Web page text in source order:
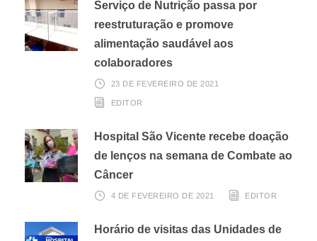
Serviço de Nutrição passa por
reestruturação e promove
alimentação saudável aos
colaboradores
23 DE FEVEREIRO DE 2021
EDITOR
Hospital São Vicente recebe doação
de lenços na semana de Combate ao
Câncer
4 DE FEVEREIRO DE 2021 EDITOR
Horário de visitas das Unidades de